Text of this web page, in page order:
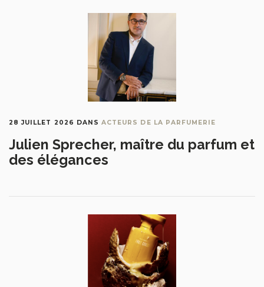
28 JUILLET 2026 DANSACTEURS DE LA PARFUMERIE
Julien Sprecher, maître du parfum et
des élégances